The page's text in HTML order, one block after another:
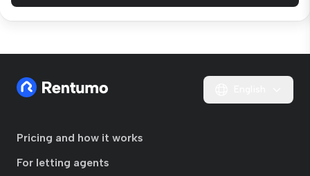
Pricing and how it works
For letting agents